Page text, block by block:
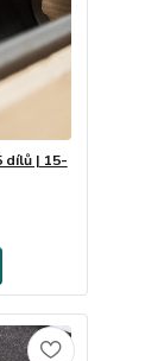
dílů | 15-